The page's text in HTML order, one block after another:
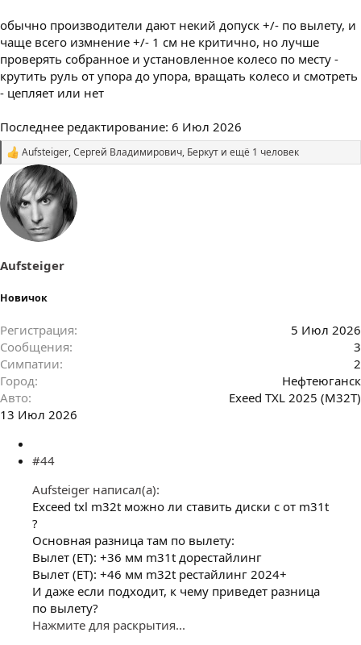
обычно производители дают некий допуск +/- по вылету, и
чаще всего измнение +/- 1 см не критично, но лучше
проверять собранное и установленное колесо по месту -
крутить руль от упора до упора, вращать колесо и смотреть
- цепляет или нет
Последнее редактирование: 6 Июл 2026
С
м
п
а
т
и
:
Aufsteiger,Сергей Владимирович, Беркут и ещё 1 человек
Aufsteiger
Новичок
Регистрация
5 Июл 2026
Сообщения
3
Симпатии
2
Город
Нефтеюганск
Авто
Exeed TXL 2025 (M32T)
13 Июл 2026
#44
Aufsteiger написал(а):
Exceed txl m32t можно ли ставить диски с от m31t
?
Основная разница там по вылету:
Вылет (ET): +36 мм m31t дорестайлинг
Вылет (ET): +46 мм m32t рестайлинг 2024+
И даже если подходит, к чему приведет разница
по вылету?
Нажмите для раскрытия...